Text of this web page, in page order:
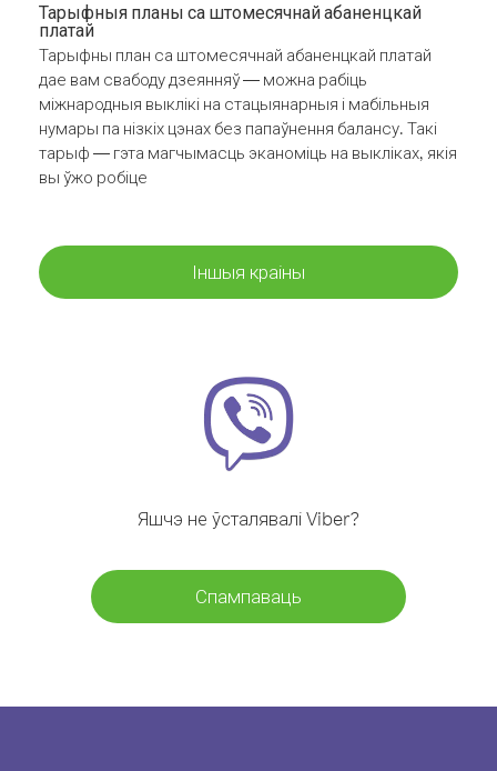
Тарыфныя планы са штомесячнай абаненцкай
платай
Тарыфны план са штомесячнай абаненцкай платай
дае вам свабоду дзеянняў — можна рабіць
міжнародныя выклікі на стацыянарныя і мабільныя
нумары па нізкіх цэнах без папаўнення балансу. Такі
тарыф — гэта магчымасць эканоміць на выкліках, якія
вы ўжо робіце
Іншыя краіны
Яшчэ не ўсталявалі Viber?
Спампаваць